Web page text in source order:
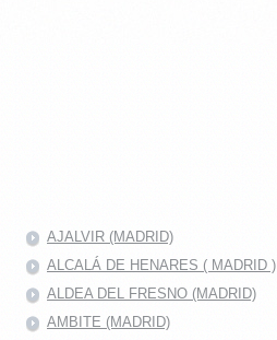
AJALVIR (MADRID)
ALCALÁ DE HENARES ( MADRID )
ALDEA DEL FRESNO (MADRID)
AMBITE (MADRID)